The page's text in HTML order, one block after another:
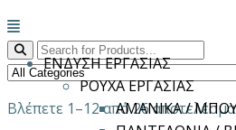
Μενού
ΕΝΔΥΣΗ ΕΡΓΑΣΙΑΣ
ΡΟΥΧΑ ΕΡΓΑΣΙΑΣ
ΑΜΑΝΙΚΑ /
Βλέπετε 1–12 από 26